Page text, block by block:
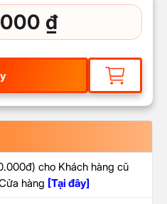
₫
cho Khách hàng cũ
hàng [Tại đây]